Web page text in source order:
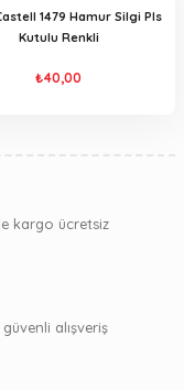
1479 Hamur Silgi Pls
Kutulu Renkli
₺40,00
kargo ücretsiz
alışveriş